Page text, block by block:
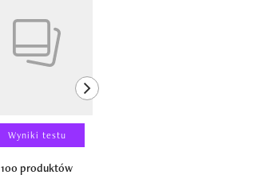
Wyniki testu
100 produktów
next element